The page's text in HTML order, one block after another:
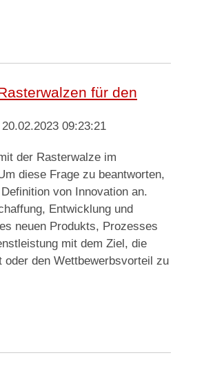
für den
20.02.2023 09:23:21
der Rasterwalze im
diese Frage zu beantworten,
von Innovation an.
Entwicklung und
neuen Produkts, Prozesses
mit dem Ziel, die
den Wettbewerbsvorteil zu